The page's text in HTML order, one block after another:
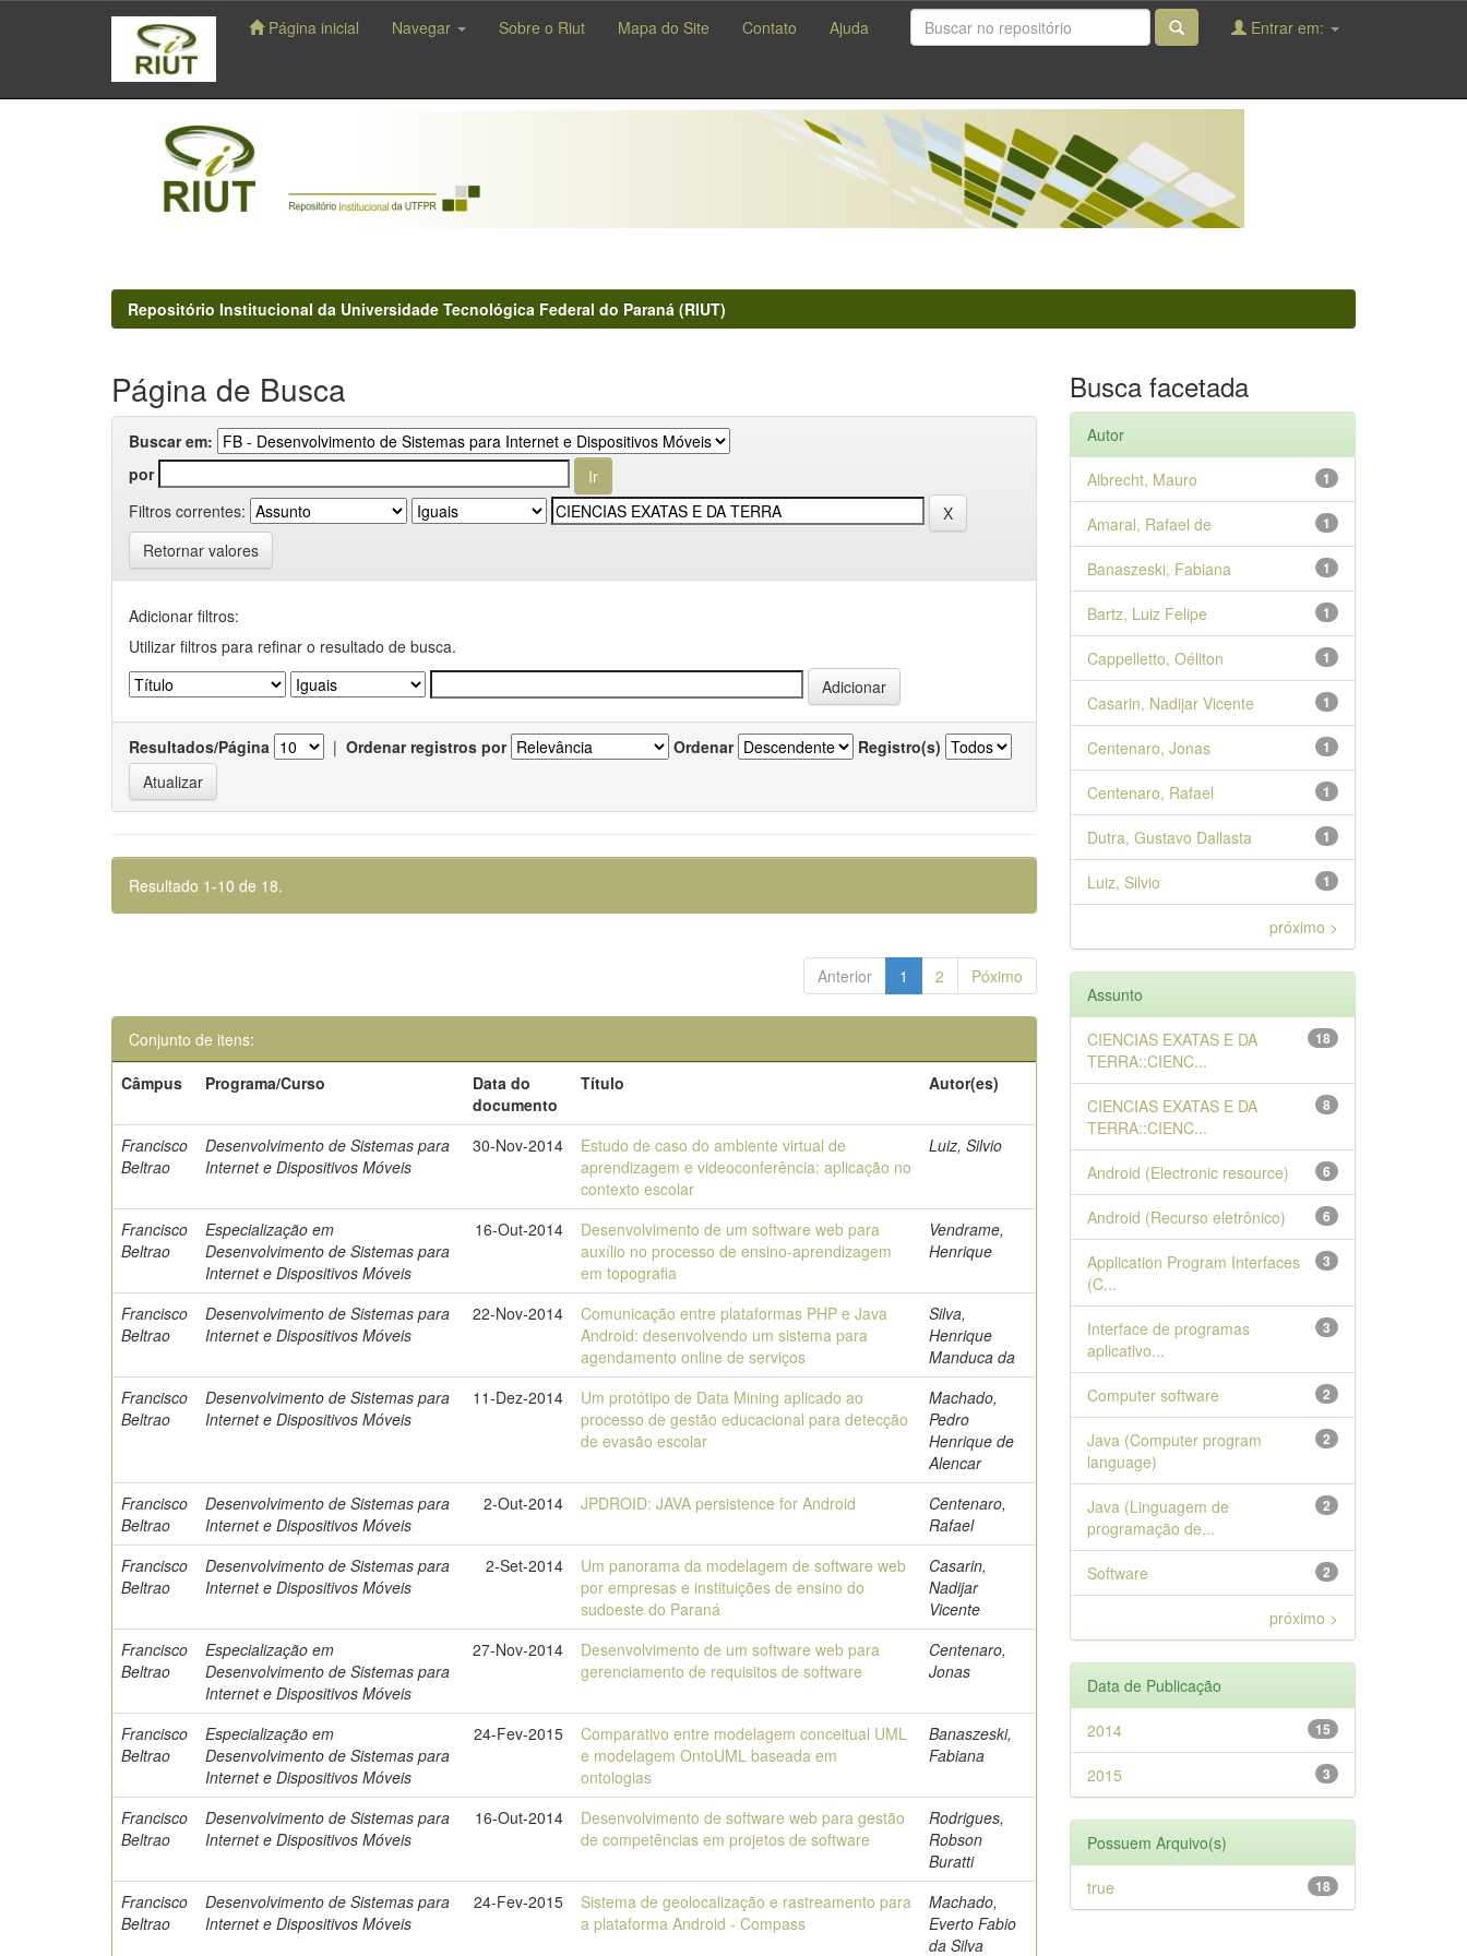
navigation
Página inicial Navegar Sobre o Riut Mapa do Site Contato Ajuda Entrar em:
Repositório Institucional da Universidade Tecnológica Federal do Paraná (RIUT)
Página de Busca
Buscar em:
por
Filtros correntes:
Retornar valores
Adicionar filtros:
Utilizar filtros para refinar o resultado de busca.
Resultados/Página | Ordenar registros por Ordenar Registro(s)
Resultado 1-10 de 18.
Anterior 1 2 Póximo
Conjunto de itens:
Câmpus
Programa/Curso
Data do
documento
Título Autor(es)
Francisco
Beltrao
Desenvolvimento de Sistemas para
Internet e Dispositivos Móveis
30-Nov-2014
Estudo de caso do ambiente virtual de
aprendizagem e videoconferência: aplicação no
contexto escolar
Luiz, Silvio
Francisco
Beltrao
Especialização em
Desenvolvimento de Sistemas para
Internet e Dispositivos Móveis
16-Out-2014
Desenvolvimento de um software web para
auxílio no processo de ensino-aprendizagem
em topografia
Vendrame,
Henrique
Francisco
Beltrao
Desenvolvimento de Sistemas para
Internet e Dispositivos Móveis
22-Nov-2014
Comunicação entre plataformas PHP e Java
Android: desenvolvendo um sistema para
agendamento online de serviços
Silva,
Henrique
Manduca da
Francisco
Beltrao
Desenvolvimento de Sistemas para
Internet e Dispositivos Móveis
11-Dez-2014
Um protótipo de Data Mining aplicado ao
processo de gestão educacional para detecção
de evasão escolar
Machado,
Pedro
Henrique de
Alencar
Francisco
Beltrao
Desenvolvimento de Sistemas para
Internet e Dispositivos Móveis
2-Out-2014 JPDROID: JAVA persistence for Android
Centenaro,
Rafael
Francisco
Beltrao
Desenvolvimento de Sistemas para
Internet e Dispositivos Móveis
2-Set-2014
Um panorama da modelagem de software web
por empresas e instituições de ensino do
sudoeste do Paraná
Casarin,
Nadijar
Vicente
Francisco
Beltrao
Especialização em
Desenvolvimento de Sistemas para
Internet e Dispositivos Móveis
27-Nov-2014
Desenvolvimento de um software web para
gerenciamento de requisitos de software
Centenaro,
Jonas
Francisco
Beltrao
Especialização em
Desenvolvimento de Sistemas para
Internet e Dispositivos Móveis
24-Fev-2015
Comparativo entre modelagem conceitual UML
e modelagem OntoUML baseada em
ontologias
Banaszeski,
Fabiana
Francisco
Beltrao
Desenvolvimento de Sistemas para
Internet e Dispositivos Móveis
16-Out-2014
Desenvolvimento de software web para gestão
de competências em projetos de software
Rodrigues,
Robson
Buratti
Francisco
Beltrao
Desenvolvimento de Sistemas para
Internet e Dispositivos Móveis
24-Fev-2015
Sistema de geolocalização e rastreamento para
a plataforma Android - Compass
Machado,
Everto Fabio
da Silva
Busca facetada
Autor
1
Albrecht, Mauro
1
Amaral, Rafael de
1
Banaszeski, Fabiana
1
Bartz, Luiz Felipe
1
Cappelletto, Oéliton
1
Casarin, Nadijar Vicente
1
Centenaro, Jonas
1
Centenaro, Rafael
1
Dutra, Gustavo Dallasta
1
Luiz, Silvio
próximo >
Assunto
18
CIENCIAS EXATAS E DA
TERRA::CIENC...
8
CIENCIAS EXATAS E DA
TERRA::CIENC...
6
Android (Electronic resource)
6
Android (Recurso eletrônico)
3
Application Program Interfaces
(C...
3
Interface de programas
aplicativo...
2
Computer software
2
Java (Computer program
language)
2
Java (Linguagem de
programação de...
2
Software
próximo >
Data de Publicação
15
2014
3
2015
Possuem Arquivo(s)
18
true